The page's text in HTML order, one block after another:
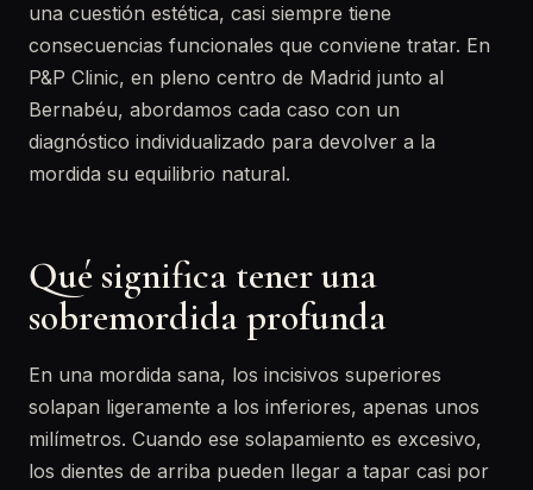
una cuestión estética, casi siempre tiene
consecuencias funcionales que conviene tratar. En
P&P Clinic, en pleno centro de Madrid junto al
Bernabéu, abordamos cada caso con un
diagnóstico individualizado para devolver a la
mordida su equilibrio natural.
Qué significa tener una
sobremordida profunda
En una mordida sana, los incisivos superiores
solapan ligeramente a los inferiores, apenas unos
milímetros. Cuando ese solapamiento es excesivo,
los dientes de arriba pueden llegar a tapar casi por